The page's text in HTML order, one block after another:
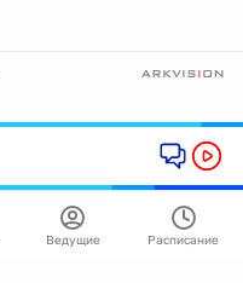
Ведущие Расписание